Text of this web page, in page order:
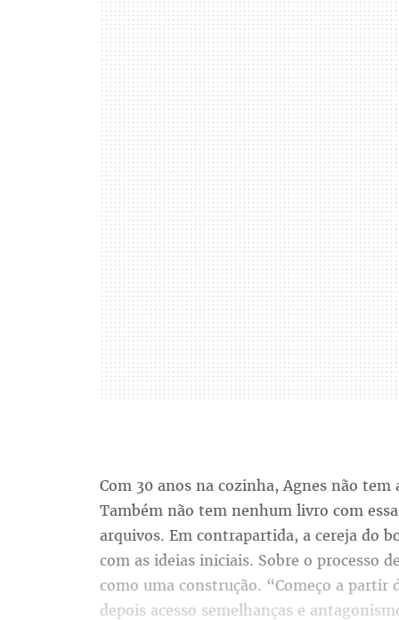
Com 30 anos na cozinha, Agnes não
Também não tem nenhum livro com
arquivos. Em contrapartida, a cereja do
com as ideias iniciais. Sobre o processo
como uma construção. “Começo a
depois acesso semelhanças e